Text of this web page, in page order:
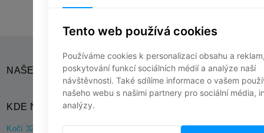
NAŠE SOCIÁLNÍ SÍTĚ
KDE NÁS NAJDETE?
Kočí 32, 538 61 Kočí